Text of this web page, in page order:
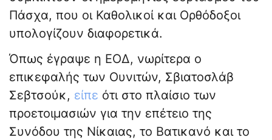
Πάσχα, που οι Καθολικοί και Ορθόδοξοι
υπολογίζουν διαφορετικά.
Όπως έγραψε η ΕΟΔ, νωρίτερα ο
επικεφαλής των Ουνιτών, Σβιατοσλάβ
Σεβτσούκ, είπε ότι στο πλαίσιο των
προετοιμασιών για την επέτειο της
Συνόδου της Νίκαιας, το Βατικανό και το